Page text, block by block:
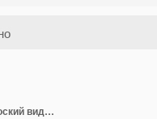
Букет из множества пионов розового цвета крупным планом. Плоский вид сверху. Текстура цветка пиона.